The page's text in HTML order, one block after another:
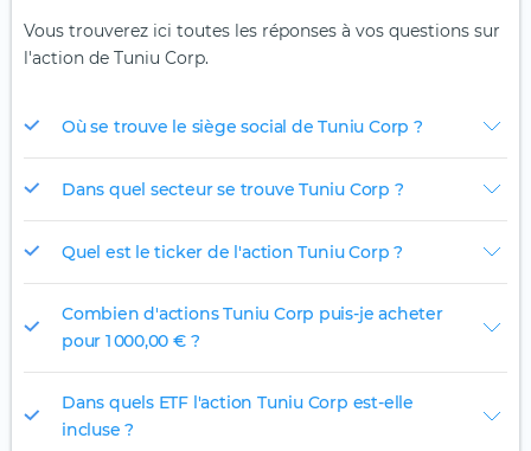
Vous trouverez ici toutes les réponses à vos questions sur
l'action de Tuniu Corp.
Où se trouve le siège social de Tuniu Corp ?
Dans quel secteur se trouve Tuniu Corp ?
Quel est le ticker de l'action Tuniu Corp ?
Combien d'actions Tuniu Corp puis-je acheter
pour 1 000,00 € ?
Dans quels ETF l'action Tuniu Corp est-elle
incluse ?